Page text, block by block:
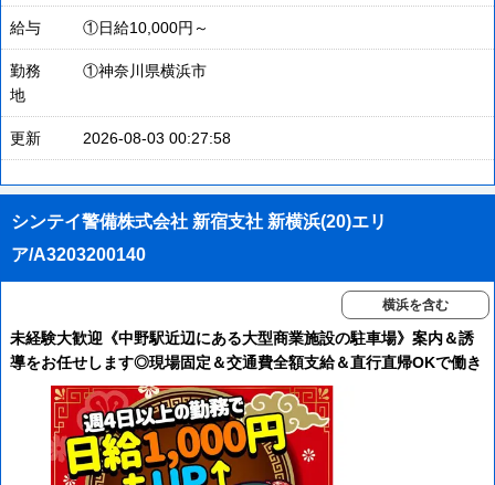
給与 ①日給10,000円～
勤務
地
①神奈川県横浜市
更新 2026-08-03 00:27:58
シンテイ警備株式会社 新宿支社 新横浜(20)エリ
ア/A3203200140
横浜を含む
未経験大歓迎《中野駅近辺にある大型商業施設の駐車場》案内＆誘
導をお任せします◎現場固定＆交通費全額支給＆直行直帰OKで働き
やすい♪続けやすい♪週払いもOK！＼＼日給UP＆採用枠UPの今がチ
ャンス！／／